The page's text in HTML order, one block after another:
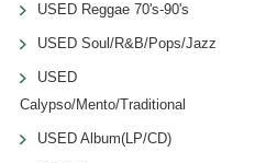
USED Reggae 70's-90's
USED Soul/R&B/Pops/Jazz
USED
Calypso/Mento/Traditional
USED Album(LP/CD)